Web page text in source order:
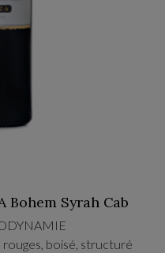
Bohem Syrah Cab
rouges, boisé, structuré